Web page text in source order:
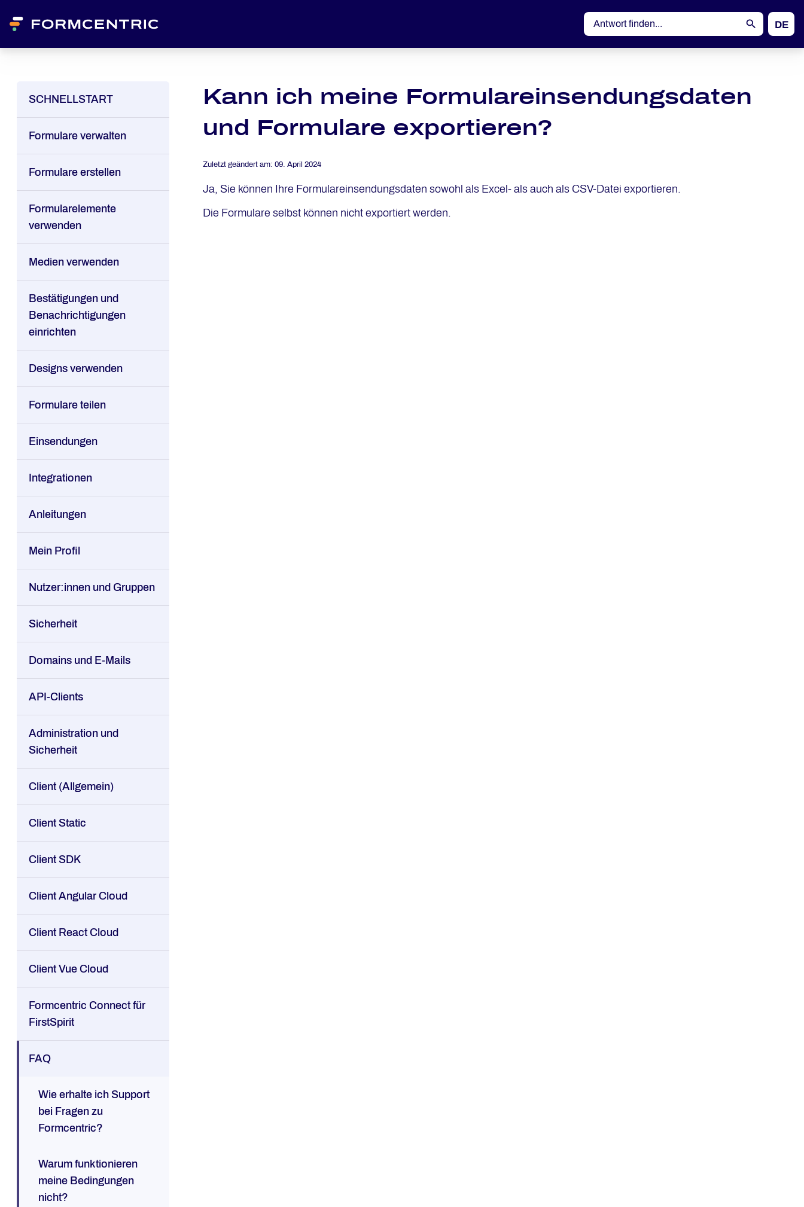
DE
EN
SCHNELLSTART
Formulare verwalten
Formulare erstellen
Formularelemente
verwenden
Medien verwenden
Bestätigungen und
Benachrichtigungen
einrichten
Designs verwenden
Formulare teilen
Einsendungen
Integrationen
Anleitungen
Mein Profil
Nutzer:innen und Gruppen
Sicherheit
Domains und E-Mails
API-Clients
Administration und
Sicherheit
Client (Allgemein)
Client Static
Client SDK
Client Angular Cloud
Client React Cloud
Client Vue Cloud
Formcentric Connect für
FirstSpirit
FAQ
Wie erhalte ich Support
bei Fragen zu
Formcentric?
Warum funktionieren
meine Bedingungen
nicht?
Kann ich meine Formulareinsendungsdaten
und Formulare exportieren?
Zuletzt geändert am:09. April 2024
Ja, Sie können Ihre Formulareinsendungsdaten sowohl als Excel- als auch als CSV-Datei exportieren.
Die Formulare selbst können nicht exportiert werden.